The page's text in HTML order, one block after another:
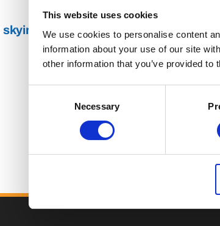
This website uses cookies
We use cookies to personalise content
information about your use of our site
other information that you’ve provided
Necessary
skyinternetmarketing